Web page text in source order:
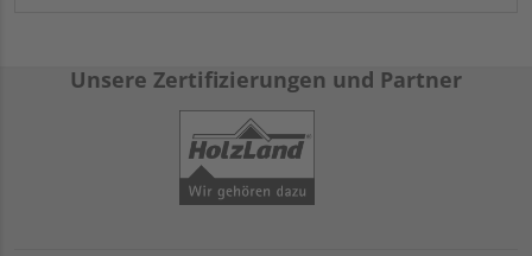
Unsere Zertifizierungen und Partner